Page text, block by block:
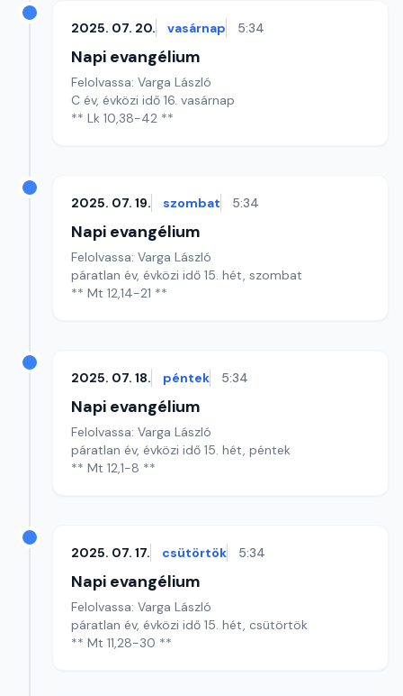
2025. 07. 20. vasárnap 5:34
Napi evangélium
Felolvassa: Varga László
C év, évközi idő 16. vasárnap
** Lk 10,38-42 **
2025. 07. 19. szombat 5:34
Napi evangélium
Felolvassa: Varga László
páratlan év, évközi idő 15. hét, szombat
** Mt 12,14-21 **
2025. 07. 18. péntek 5:34
Napi evangélium
Felolvassa: Varga László
páratlan év, évközi idő 15. hét, péntek
** Mt 12,1-8 **
2025. 07. 17. csütörtök 5:34
Napi evangélium
Felolvassa: Varga László
páratlan év, évközi idő 15. hét, csütörtök
** Mt 11,28-30 **